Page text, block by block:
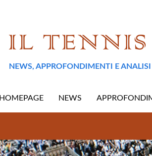
NEWS, APPROFONDIMENTI E ANALISI
HOMEPAGE NEWS